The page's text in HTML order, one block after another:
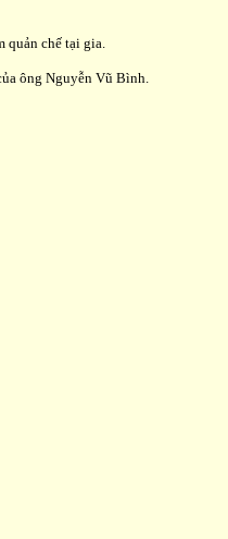
quản chế tại gia.
ông Nguyễn Vũ Bình.